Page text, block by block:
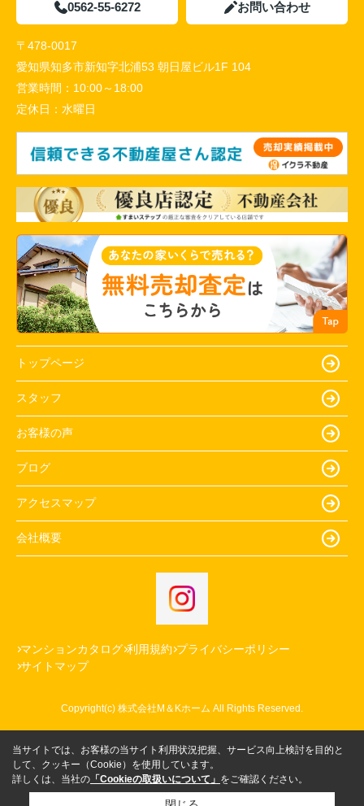
0562-55-6272 お問い合わせ
〒478-0017
愛知県知多市新知字北浦53 朝日屋ビル1F 104
営業時間： 10:00～18:00
定休日： 水曜日
トップページ
スタッフ
お客様の声
ブログ
アクセスマップ
会社概要
マンションカタログ 利用規約 プライバシーポリシー
サイトマップ
Copyright(c) 株式会社M＆Kホーム All Rights Reserved.
当サイトでは、お客様の当サイト利用状況把握、サービス向上検討を目的と
して、クッキー（Cookie）を使用しています。
詳しくは、当社の 「Cookieの取扱いについて」 をご確認ください。